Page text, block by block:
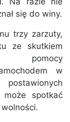
się do winy.
trzy zarzuty,
ze skutkiem
pomocy
w
może spotkać